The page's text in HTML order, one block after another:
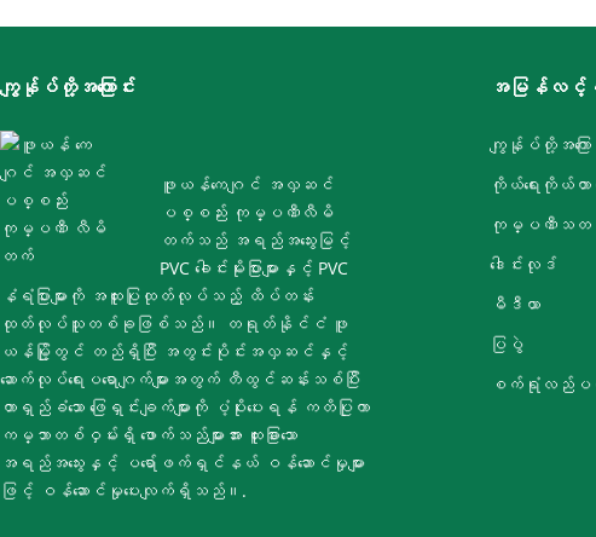
ကျွန်ုပ်တို့အကြောင်း
ဖူယန်ကေဂျင် အလှဆင်
ပစ္စည်း ကုမ္ပဏီလီမိ
တက်သည် အရည်အသွေးမြင့်
PVC ခေါင်းမိုးပြားများနှင့် PVC
နံရံပြားများကို အထူးပြုထုတ်လုပ်သည့် ထိပ်တန်း
ထုတ်လုပ်သူတစ်ခုဖြစ်သည်။ တရုတ်နိုင်ငံ ဖူ
ယန်မြို့တွင် တည်ရှိပြီး အတွင်းပိုင်းအလှဆင်နှင့်
ဆောက်လုပ်ရေးပရောဂျက်များအတွက် တီထွင်ဆန်းသစ်ပြီး
တာရှည်ခံသော ဖြေရှင်းချက်များကို ပံ့ပိုးပေးရန် ကတိပြုကာ
ကမ္ဘာတစ်ဝှမ်းရှိ ဖောက်သည်များအား ထူးခြားသော
အရည်အသွေးနှင့် ပရော်ဖက်ရှင်နယ် ဝန်ဆောင်မှုများ
ဖြင့် ဝန်ဆောင်မှုပေးလျက်ရှိသည်။.
အမြန်လင့်ခ်မ
ကျွန်ုပ်တို့အကြော
ကိုယ်ရေးကိုယ်တာ
ကုမ္ပဏီသတင်း
ဒေါင်းလုဒ်
မီဒီယာ
ပြပွဲ
စက်ရုံလည်ပတ်ခ